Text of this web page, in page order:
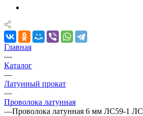
Главная
—
Каталог
—
Латунный прокат
—
Проволока латунная
—Проволока латунная 6 мм ЛС59-1 ЛС